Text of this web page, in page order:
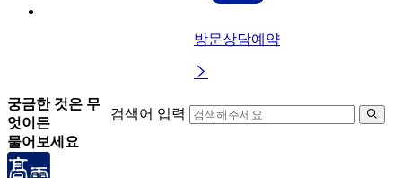
방문상담예약

궁금한 것은 무
엇이든
물어보세요
검색어 입력 